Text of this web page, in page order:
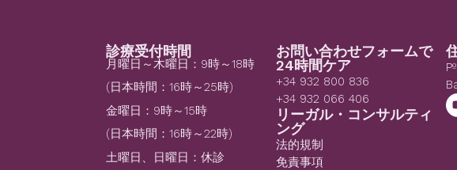
診療受付時間
月曜日～木曜日：9時～18時
(日本時間：16時～25時)
金曜日：9時～15時
(日本時間：16時～22時)
土曜日、日曜日：休診
お問い合わせフォームで
24時間ケア
+34 932 800 836
+34 932 066 406
リーガル・コンサルティ
ング
法的規制
免責事項